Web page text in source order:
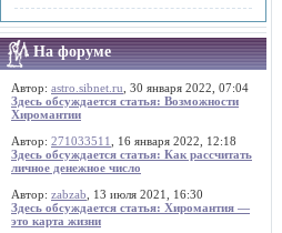
На форуме
Автор: astro.sibnet.ru , 30 января 2022, 07:04
Здесь обсуждается статья: Возможности
Хиромантии
Автор: 271033511
, 16 января 2022, 12:18
Здесь обсуждается статья: Как рассчитать
личное денежное число
Автор: zabzab , 13 июля 2021, 16:30
Здесь обсуждается статья: Хиромантия —
это карта жизни